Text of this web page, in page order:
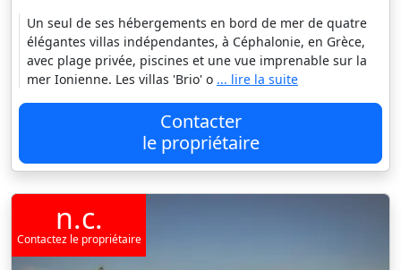
Un seul de ses hébergements en bord de mer de quatre
élégantes villas indépendantes, à Céphalonie, en Grèce,
avec plage privée, piscines et une vue imprenable sur la
mer Ionienne. Les villas 'Brio' o ... lire la suite
Contacter
le propriétaire
n.c.
Contactez le propriétaire